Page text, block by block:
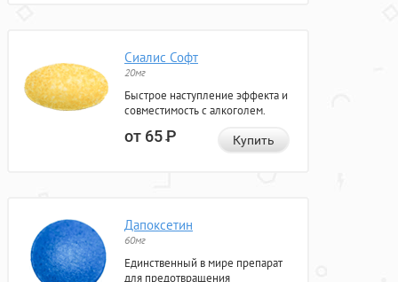
Сиалис Софт
20мг
Быстрое наступление эффекта и
совместимость с алкоголем.
от 65Р Купить
Дапоксетин
60мг
Единственный в мире препарат
для предотвращения